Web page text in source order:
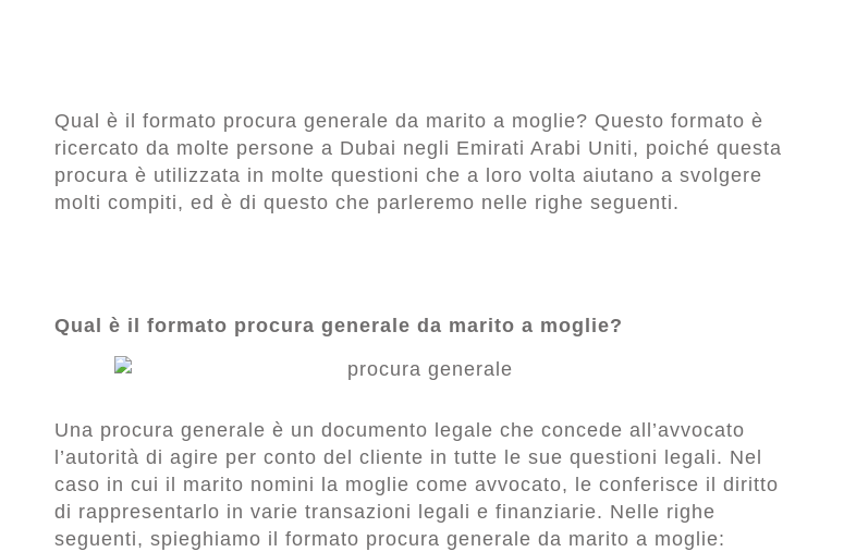
Qual è il formato procura generale da marito a moglie? Questo formato è
ricercato da molte persone a Dubai negli Emirati Arabi Uniti, poiché questa
procura è utilizzata in molte questioni che a loro volta aiutano a svolgere
molti compiti, ed è di questo che parleremo nelle righe seguenti.
Qual è il formato procura generale da marito a moglie?
Una procura generale è un documento legale che concede all’avvocato
l’autorità di agire per conto del cliente in tutte le sue questioni legali. Nel
caso in cui il marito nomini la moglie come avvocato, le conferisce il diritto
di rappresentarlo in varie transazioni legali e finanziarie. Nelle righe
seguenti, spieghiamo il formato procura generale da marito a moglie: